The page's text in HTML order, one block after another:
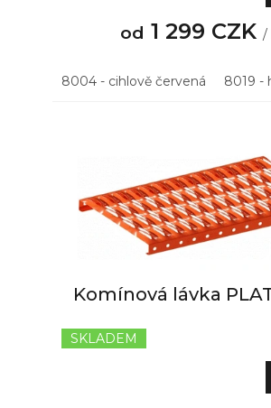
5,0
z
hvězdiček.
od 1 299 CZK /
8004 - cihlově červená 8019 -
Komínová lávka
hodnocení
SKLADEM